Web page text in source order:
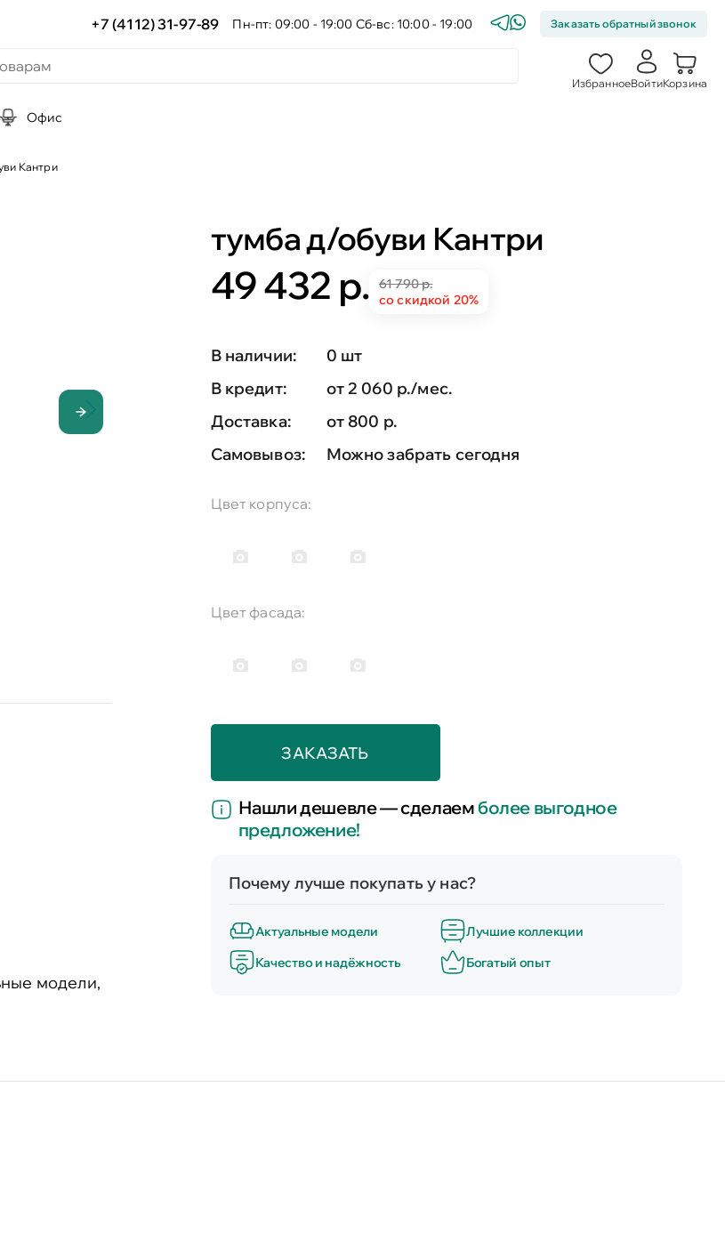
+7 (4112) 31-97-89 Пн-пт: 09:00 - 19:00 Сб-вс: 10:00 - 19:00 Заказать обратный звонок
ИзбранноеВойтиКорзина
Офис
Кантри
модели,
тумба д/обуви Кантри
49 432 р.
61 790 р.
со скидкой 20%
В наличии:
0 шт
В кредит:
от 2 060 р./мес.
Доставка:
от 800 р.
Самовывоз:
Можно забрать сегодня
Цвет корпуса:
Цвет фасада:
ЗАКАЗАТЬ
Нашли дешевле — сделаемболее выгодное
предложение!
Почему лучше покупать у нас?
Актуальные модели
Лучшие коллекции
Качество и надёжность
Богатый опыт